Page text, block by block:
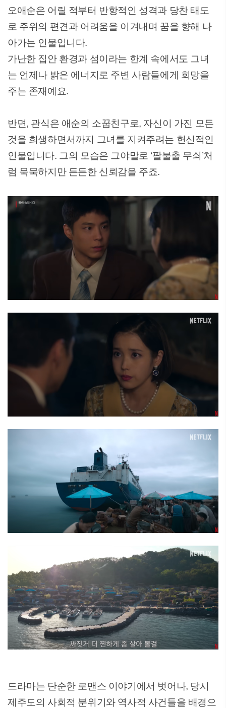
오애순은 어릴 적부터 반항적인 성격과 당찬 태도
로 주위의 편견과 어려움을 이겨내며 꿈을 향해 나
아가는 인물입니다.
가난한 집안 환경과 섬이라는 한계 속에서도 그녀
는 언제나 밝은 에너지로 주변 사람들에게 희망을
주는 존재예요.
반면, 관식은 애순의 소꿉친구로, 자신이 가진 모든
것을 희생하면서까지 그녀를 지켜주려는 헌신적인
인물입니다. 그의 모습은 그야말로 ‘팔불출 무쇠’처
럼 묵묵하지만 든든한 신뢰감을 주죠.
드라마는 단순한 로맨스 이야기에서 벗어나, 당시
제주도의 사회적 분위기와 역사적 사건들을 배경으